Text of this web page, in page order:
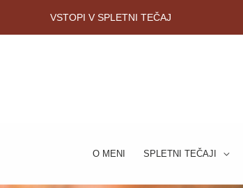
VSTOPI V SPLETNI TEČAJ
O MENI SPLETNI TEČAJI